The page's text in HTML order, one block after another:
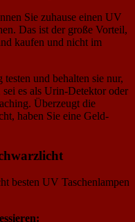
Sie zuhause einen UV
Das ist der große Vorteil,
kaufen und nicht im
und behalten sie nur,
es als Urin-Detektor oder
Überzeugt die
haben Sie eine Geld-
besten UV Taschenlampen